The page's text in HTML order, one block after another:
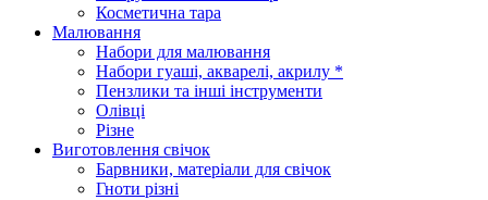
Косметична тара
Малювання
Набори для малювання
Набори гуаші, акварелі, акрилу *
Пензлики та інші інструменти
Олівці
Різне
Виготовлення свічок
Барвники, матеріали для свічок
Гноти різні